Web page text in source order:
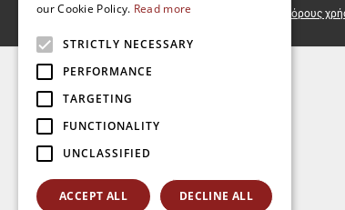
Έχω διαβάσει κι αποδέχομαι τους όρους
TOP ΚΑΤΗΓΟΡΙΕΣ
ΝΕΕΣ ΚΥΚΛΟΦΟΡΙΕΣ
ΕΚΔΟΣΕΙΣ ΑΕΡΑΚΗΣ-ΣΕΙΣΤΡΟΝ
ΒΙΒΛΙΑ
our Cookie Policy. Read more
STRICTLY NECESSARY
PERFORMANCE
TARGETING
FUNCTIONALITY
UNCLASSIFIED
ACCEPT ALL DECLINE ALL